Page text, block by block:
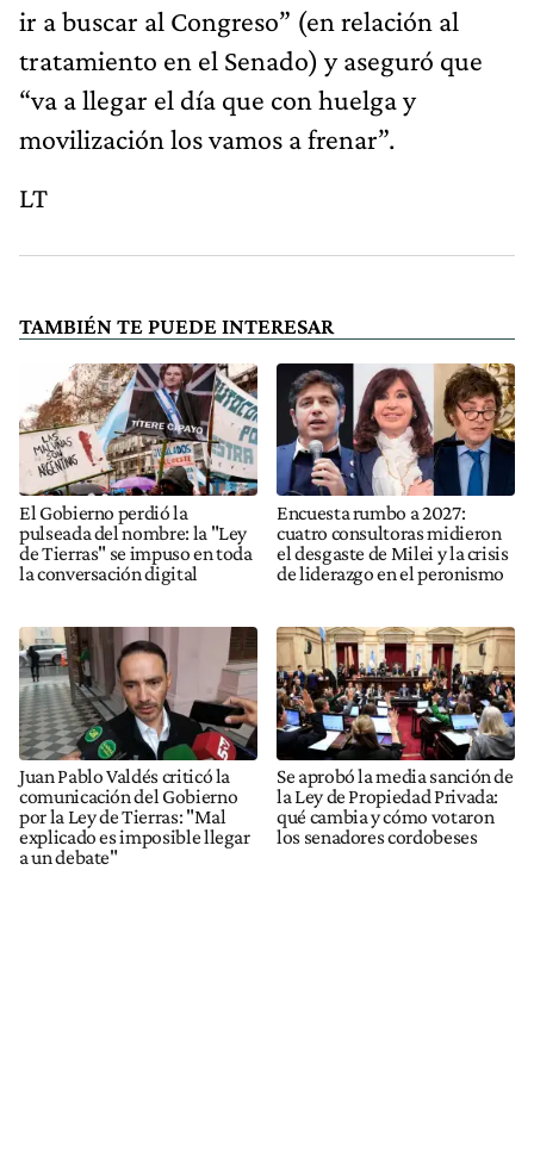
ir a buscar al Congreso” (en relación al
tratamiento en el Senado) y aseguró que
“va a llegar el día que con huelga y
movilización los vamos a frenar”.
LT
TAMBIÉN TE PUEDE INTERESAR
El Gobierno perdió la
pulseada del nombre: la "Ley
de Tierras" se impuso en toda
la conversación digital
Encuesta rumbo a 2027:
cuatro consultoras midieron
el desgaste de Milei y la crisis
de liderazgo en el peronismo
Juan Pablo Valdés criticó la
comunicación del Gobierno
por la Ley de Tierras: "Mal
explicado es imposible llegar
a un debate"
Se aprobó la media sanción de
la Ley de Propiedad Privada:
qué cambia y cómo votaron
los senadores cordobeses